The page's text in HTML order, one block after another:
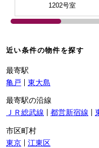
1202号室
近い条件の物件を探す
最寄駅
亀戸
東大島
最寄駅の沿線
ＪＲ総武線
都営新宿線
市区町村
東京
江東区